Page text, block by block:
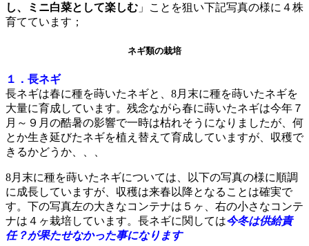
し、ミニ白菜として楽しむ 」ことを狙い下記写真の様に４株
育てています；
ネギ類の栽培
１．長ネギ
長ネギは春に種を蒔いたネギと、8月末に種を蒔いたネギを
大量に育成しています。残念ながら春に蒔いたネギは今年７
月～９月の酷暑の影響で一時は枯れそうになりましたが、何
とか生き延びたネギを植え替えて育成していますが、収穫で
きるかどうか、、、
8月末に種を蒔いたネギについては、以下の写真の様に順調
に成長していますが、収穫は来春以降となることは確実で
す。下の写真左の大きなコンテナは５ヶ、右の小さなコンテ
ナは４ヶ栽培しています。長ネギに関しては今冬は供給責
任？が果たせなかった事になります